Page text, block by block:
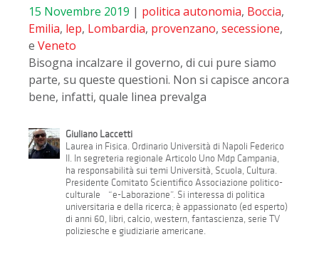
15 Novembre 2019 | politica autonomia, Boccia,
Emilia, lep, Lombardia, provenzano, secessione,
e Veneto
Bisogna incalzare il governo, di cui pure siamo
parte, su queste questioni. Non si capisce ancora
bene, infatti, quale linea prevalga
Giuliano Laccetti
Laurea in Fisica. Ordinario Università di Napoli Federico
II. In segreteria regionale Articolo Uno Mdp Campania,
ha responsabilità sui temi Università, Scuola, Cultura.
Presidente Comitato Scientifico Associazione politico-
culturale “e-Laborazione”. Si interessa di politica
universitaria e della ricerca; è appassionato (ed esperto)
di anni 60, libri, calcio, western, fantascienza, serie TV
poliziesche e giudiziarie americane.